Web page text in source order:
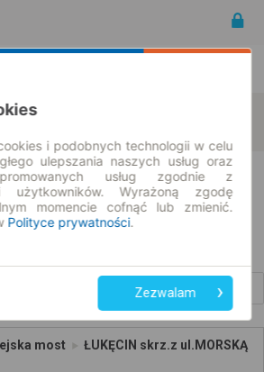
most ŁUKĘCIN skrz.z ul.MORSKĄ
i podobnych technologii w celu
ulepszania naszych usług oraz
usług zgodnie z
użytkowników. Wyrażoną zgodę
momencie cofnąć lub zmienić.
Polityce prywatności.
Zezwalam